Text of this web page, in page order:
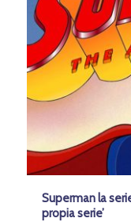
Superman la
propia serie’